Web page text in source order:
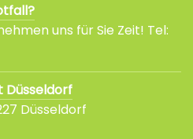
uns für Sie Zeit! Tel:
Düsseldorf
Düsseldorf